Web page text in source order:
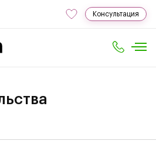
Консультация